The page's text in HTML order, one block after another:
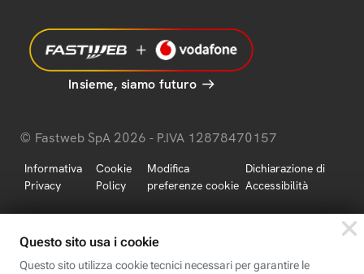
Insieme, siamo futuro
© Fastweb SpA 2026 - P.IVA 12878470157
Informativa
Privacy
Cookie
Policy
Modifica
preferenze cookie
Dichiarazione di
Accessibilità